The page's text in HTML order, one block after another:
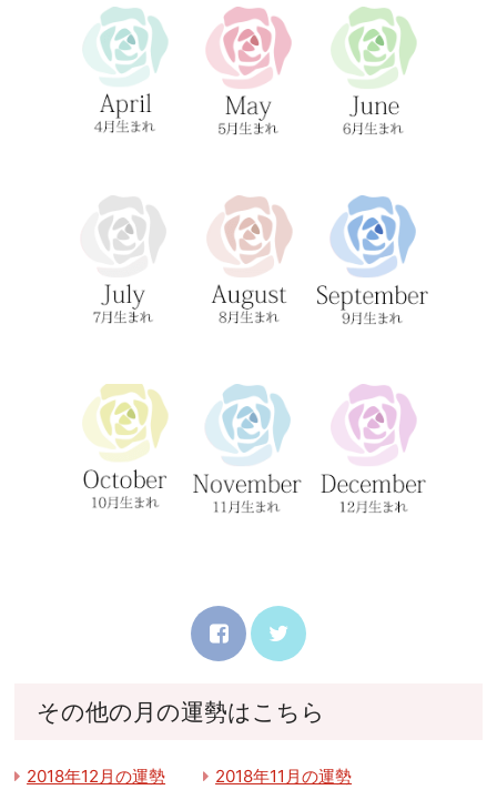
その他の月の運勢はこちら
2018年12月の運勢
2018年11月の運勢